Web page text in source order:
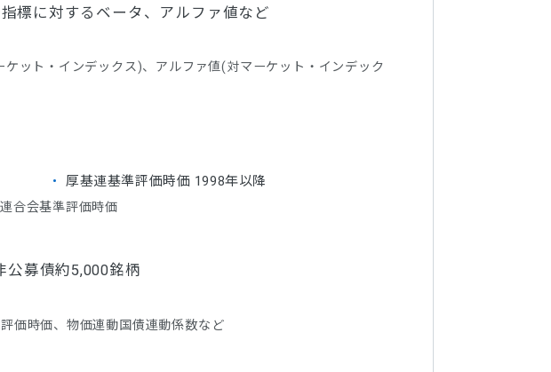
指標に対するベータ、アルファ値など
ット・インデックス)、アルファ値(対マーケット・インデック
厚基連基準評価時価 1998年以降
合会基準評価時価
公募債約5,000銘柄
価時価、物価連動国債連動係数など